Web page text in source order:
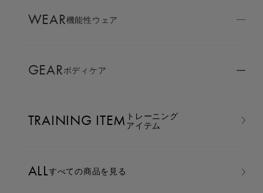
SIXPAD APP
COLUMN
LARGE ORDER⼤⼝注⽂窓⼝
MULTI EMS
WEAR機能性ウェア
GEARボディケア
TRAINING ITEM トレーニング
アイテム
ALLすべての商品を見る
シックスパッド 骨盤底筋ケアガードル ピンクベ